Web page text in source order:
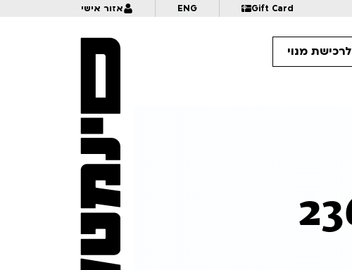
Gift Card
ENG אזור אישי
16:15
לרכישת מנוי